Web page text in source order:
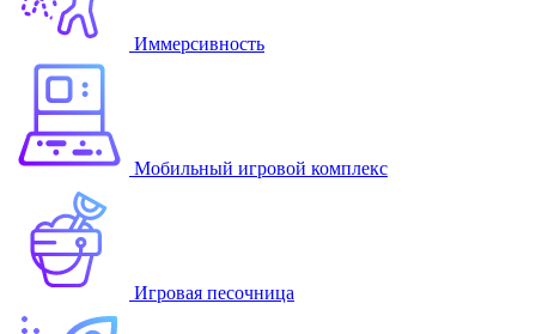
Иммерсивность
Мобильный игровой комплекс
Игровая песочница